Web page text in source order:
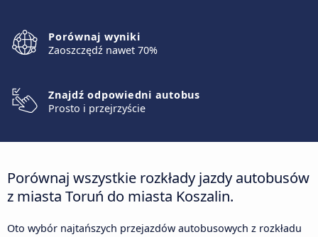
Porównaj wyniki
Zaoszczędź nawet 70%
Znajdź odpowiedni autobus
Prosto i przejrzyście
Porównaj wszystkie rozkłady jazdy autobusów
z miasta Toruń do miasta Koszalin.
Oto wybór najtańszych przejazdów autobusowych z rozkładu